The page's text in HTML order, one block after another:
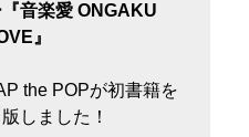
『音楽愛 ONGAKU
』
the POPが初書籍を
しました！